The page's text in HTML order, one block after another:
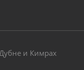
и Кимрах